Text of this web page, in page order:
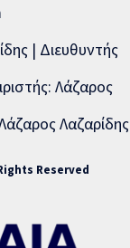
| Διευθυντής
Λάζαρος
Λαζαρίδης
Reserved